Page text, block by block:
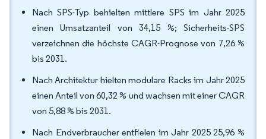
Nach SPS-Typ behielten mittlere SPS im Jahr 2025
einen Umsatzanteil von 34,15 %; Sicherheits-SPS
verzeichnen die höchste CAGR-Prognose von 7,26 %
bis 2031.
Nach Architektur hielten modulare Racks im Jahr 2025
einen Anteil von 60,32 % und wachsen mit einer CAGR
von 5,88 % bis 2031.
Nach Endverbraucher entfielen im Jahr 2025 25,96 %